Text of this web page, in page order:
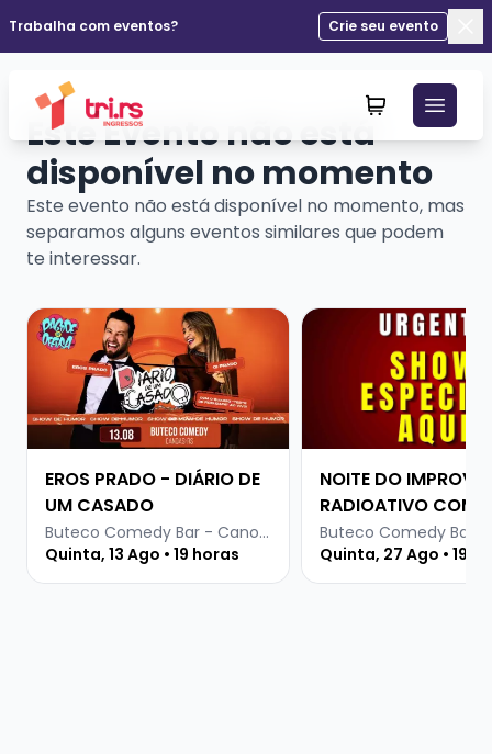
Trabalha com eventos?
Crie seu evento
Este Evento não está
disponível no momento
Este evento não está disponível no momento, mas
separamos alguns eventos similares que podem
te interessar.
Veja mais sobre EROS PRADO - DIÁRIO DE UM
EROS PRADO - DIÁRIO DE
UM CASADO
Buteco Comedy Bar - Canoas
Quinta, 13 Ago • 19 horas
Veja mais sobre NOITE
NOITE DO
RADIOATIVO COM
CLEPTON E RAPHAEL
GOMES DO
BÁSICO
Quinta, 27 Ago • 19